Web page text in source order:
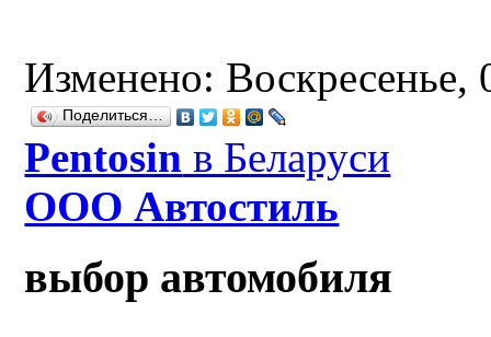
Изменено: Воскресенье,
Поделиться…
Рentosin в Беларуси
ООО Автостиль
выбор автомобиля